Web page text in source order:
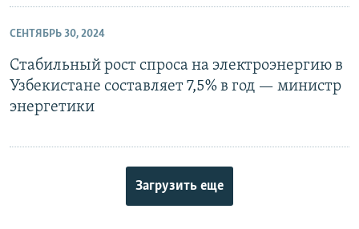
СЕНТЯБРЬ 30, 2024
Стабильный рост спроса на электроэнергию в
Узбекистане составляет 7,5% в год — министр
энергетики
Загрузить еще